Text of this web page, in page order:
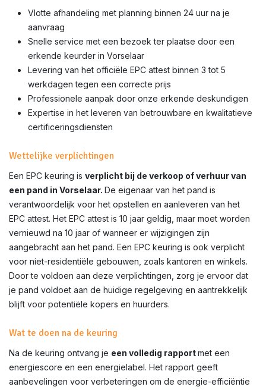
Vlotte afhandeling met planning binnen 24 uur na je
aanvraag
Snelle service met een bezoek ter plaatse door een
erkende keurder in Vorselaar
Levering van het officiële EPC attest binnen 3 tot 5
werkdagen tegen een correcte prijs
Professionele aanpak door onze erkende deskundigen
Expertise in het leveren van betrouwbare en kwalitatieve
certificeringsdiensten
Wettelijke verplichtingen
Een EPC keuring is verplicht bij de verkoop of verhuur van
een pand in Vorselaar. De eigenaar van het pand is
verantwoordelijk voor het opstellen en aanleveren van het
EPC attest. Het EPC attest is 10 jaar geldig, maar moet worden
vernieuwd na 10 jaar of wanneer er wijzigingen zijn
aangebracht aan het pand. Een EPC keuring is ook verplicht
voor niet-residentiële gebouwen, zoals kantoren en winkels.
Door te voldoen aan deze verplichtingen, zorg je ervoor dat
je pand voldoet aan de huidige regelgeving en aantrekkelijk
blijft voor potentiële kopers en huurders.
Wat te doen na de keuring
Na de keuring ontvang je een volledig rapportmet een
energiescore en een energielabel. Het rapport geeft
aanbevelingen voor verbeteringen om de energie-efficiëntie